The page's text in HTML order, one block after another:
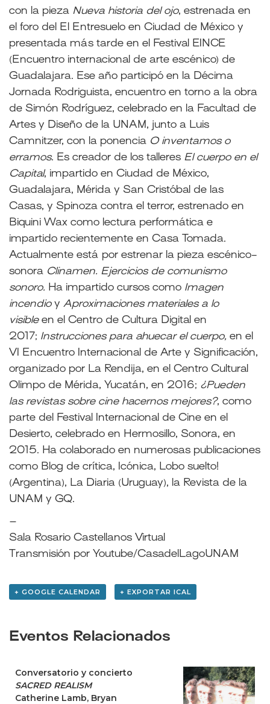
con la pieza Nueva historia del ojo, estrenada en
el foro del El Entresuelo en Ciudad de México y
presentada más tarde en el Festival EINCE
(Encuentro internacional de arte escénico) de
Guadalajara. Ese año participó en la Décima
Jornada Rodriguista, encuentro en torno a la obra
de Simón Rodríguez, celebrado en la Facultad de
Artes y Diseño de la UNAM, junto a Luis
Camnitzer, con la ponencia O inventamos o
erramos. Es creador de los talleres El cuerpo en el
Capital, impartido en Ciudad de México,
Guadalajara, Mérida y San Cristóbal de las
Casas, y Spinoza contra el terror, estrenado en
Biquini Wax como lectura performática e
impartido recientemente en Casa Tomada.
Actualmente está por estrenar la pieza escénico-
sonora Clinamen. Ejercicios de comunismo
sonoro. Ha impartido cursos como Imagen
incendioy Aproximaciones materiales a lo
visibleen el Centro de Cultura Digital en
2017; Instrucciones para ahuecar el cuerpo, en el
VI Encuentro Internacional de Arte y Significación,
organizado por La Rendija, en el Centro Cultural
Olimpo de Mérida, Yucatán, en 2016; ¿Pueden
las revistas sobre cine hacernos mejores?, como
parte del Festival Internacional de Cine en el
Desierto, celebrado en Hermosillo, Sonora, en
2015. Ha colaborado en numerosas publicaciones
como Blog de crítica, Icónica, Lobo suelto!
(Argentina), La Diaria (Uruguay), la Revista de la
UNAM y GQ.
–
Sala Rosario Castellanos Virtual
Transmisión por Youtube/CasadelLagoUNAM
+ GOOGLE CALENDAR + EXPORTAR ICAL
Eventos Relacionados
Conversatorio y concierto
SACRED REALISM
Catherine Lamb, Bryan